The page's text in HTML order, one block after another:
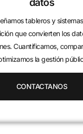
tableros y
que convierten los
Cuantificamos,
la gestión
CONTACTANOS